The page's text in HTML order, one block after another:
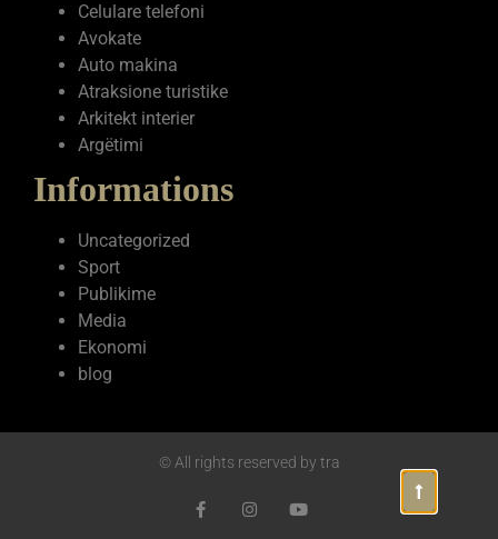
Celulare telefoni
Avokate
Auto makina
Atraksione turistike
Arkitekt interier
Argëtimi
Informations
Uncategorized
Sport
Publikime
Media
Ekonomi
blog
© All rights reserved by tra